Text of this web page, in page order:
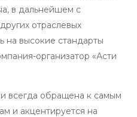
в дальнейшем с
отраслевых
на высокие стандарты
организатор «Асти
всегда обращена к самым
и акцентируется на